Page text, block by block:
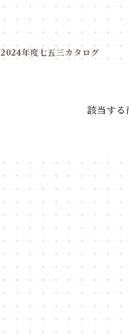
2024年度七五三カタログ
該当する